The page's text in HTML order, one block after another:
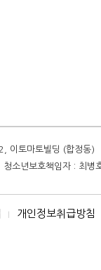
이토마토빌딩 (합정
청소년보호책임자 :
I 개인정보취급방침